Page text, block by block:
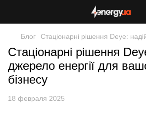
Блог Стаціонарні рішення Deye:
Стаціонарні рішення
джерело енергії для
бізнесу
18 февраля 2025